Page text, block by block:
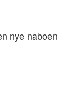
nye naboen